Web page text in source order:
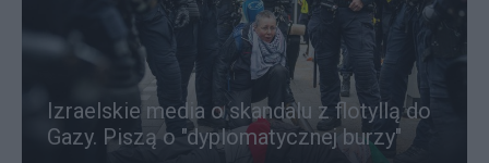
Izraelskie media o skandalu z flotyllą do
Gazy. Piszą o "dyplomatycznej burzy"